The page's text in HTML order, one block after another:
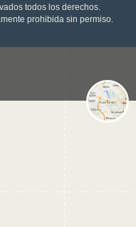
todos los derechos.
prohibida sin permiso.